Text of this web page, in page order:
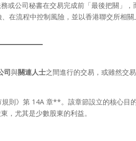
或公司秘書在交易完成前「最後把關」
在流程中控制風險，並以香港聯交所相
司與關連人士之間進行的交易，或雖然交
則》第 14A 章**。該章節設立的核心目
，尤其是少數股東的利益。